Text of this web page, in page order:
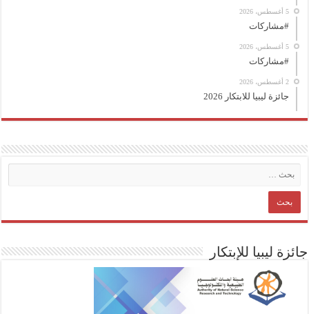
5 أغسطس، 2026
#مشاركات
5 أغسطس، 2026
#مشاركات
2 أغسطس، 2026
جائزة ليبيا للابتكار 2026
جائزة ليبيا للإبتكار